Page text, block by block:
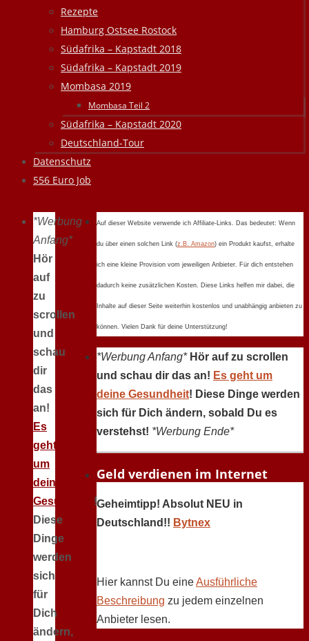
Rezepte
Hamburg Ostsee Rostock
Südafrika – Kapstadt 2018
Südafrika – Kapstadt 2019
Mombasa 2019
Mombasa Teil 2
Südafrika – Kapstadt 2020
Deutschland-Tour
Datenschutz
556 Euro Job
*Werbung
Anfang*
Hör
auf
zu
scrollen
und
schau
dir
das
an!
Es
geht
um
deine
Gesundheit !
Diese
Dinge
werden
sich
für
Dich
ändern,
Auf dieser Website verwende ich Affiliate-Links. Das bedeutet: Wenn
du über einen solchen Link (z.B. Amazon) ein Produkt kaufst, erhalte
ich eine kleine Provision vom jeweiligen Anbieter. Für dich entstehen
dadurch keine zusätzlichen Kosten. Diese Links helfen mir dabei, die
Inhalte auf dieser Seite weiterhin kostenlos und unabhängig anbieten zu
können. Vielen Dank für deine Unterstützung!
*Werbung Anfang* Hör auf zu scrollen
und schau dir das an! Es geht um
deine Gesundheit! Diese Dinge werden
sich für Dich ändern, sobald Du es
verstehst! *Werbung Ende*
Geld verdienen im Internet
Geheimtipp! Absolut NEU in
Deutschland!! Bytnex
Hier kannst Du eineAusführliche
Beschreibung zu jedem einzelnen
Anbieter lesen.